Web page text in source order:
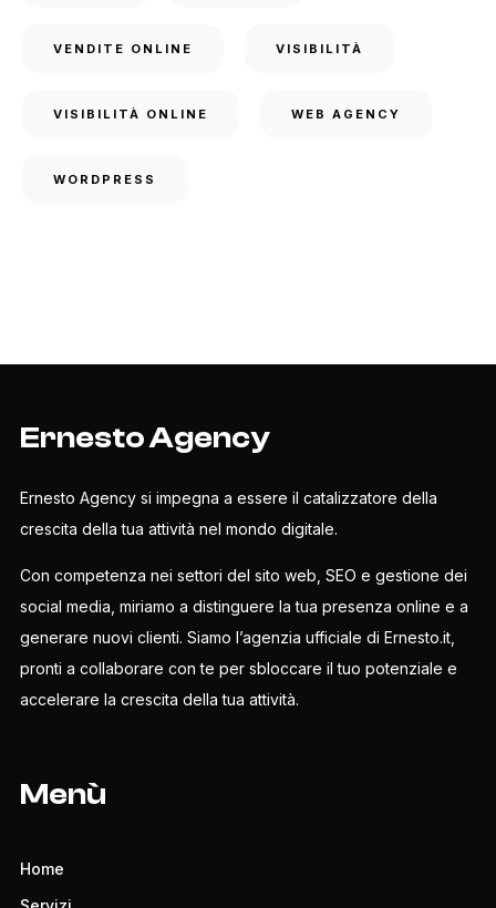
VENDITE ONLINE VISIBILITÀ
VISIBILITÀ ONLINE WEB AGENCY
WORDPRESS
Ernesto Agency
Ernesto Agency si impegna a essere il catalizzatore della
crescita della tua attività nel mondo digitale.
Con competenza nei settori del sito web, SEO e gestione dei
social media, miriamo a distinguere la tua presenza online e a
generare nuovi clienti. Siamo l’agenzia ufficiale di Ernesto.it,
pronti a collaborare con te per sbloccare il tuo potenziale e
accelerare la crescita della tua attività.
Menù
Home